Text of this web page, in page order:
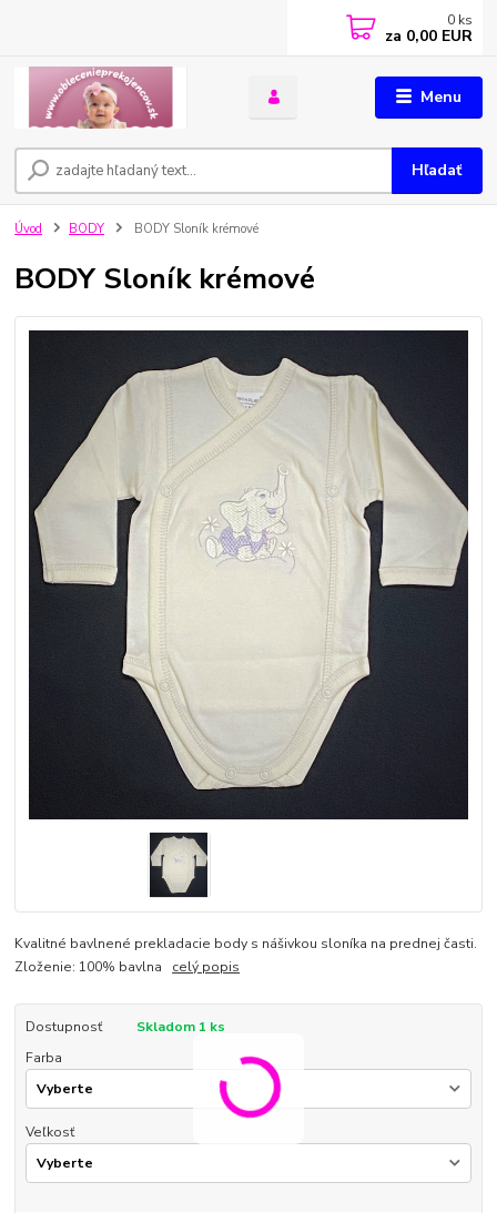
Menu
Hľadať
0 ks
za 0,00 EUR
Úvod BODY BODY Sloník krémové
BODY Sloník krémové
Kvalitné bavlnené prekladacie body s nášivkou sloníka na prednej časti.
Zloženie: 100% bavlna celý popis
Dostupnosť
Skladom 1 ks
Farba
Veľkosť